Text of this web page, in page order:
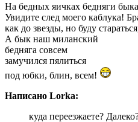
На бедных яичках бедняги быка
Увидите след моего каблука!
как до звезды, но буду
А бык наш миланский
бедняга совсем
замучился пялиться
под юбки, блин, всем!
Написано Lorka:
куда переезжаете?